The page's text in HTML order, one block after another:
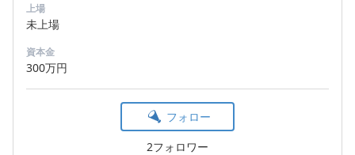
上場
未上場
資本金
300万円
フォロー
2フォロワー